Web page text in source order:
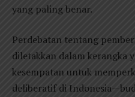
yang paling benar.
Perdebatan tentang
diletakkan dalam kerangka
kesempatan untuk
deliberatif di